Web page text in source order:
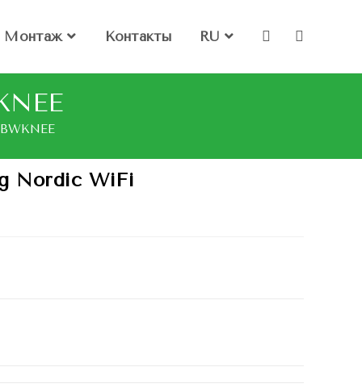
Монтаж Контакты RU
Nordic WiFi